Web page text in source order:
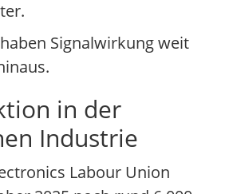
Signalwirkung weit
in der
Industrie
Labour Union